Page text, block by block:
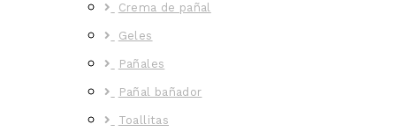
Crema de pañal
Geles
Pañales
Pañal bañador
Toallitas